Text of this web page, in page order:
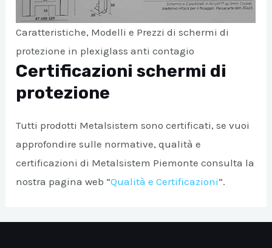
Caratteristiche, Modelli e Prezzi di schermi di
protezione in plexiglass anti contagio
Certificazioni schermi di
protezione
Tutti prodotti Metalsistem sono certificati, se vuoi
approfondire sulle normative, qualità e
certificazioni di Metalsistem Piemonte consulta la
nostra pagina web “Qualità e Certificazioni“.